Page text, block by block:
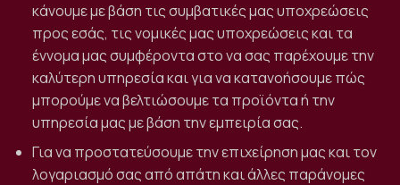
κάνουμε με βάση τις συμβατικές μας υποχρεώσεις
προς εσάς, τις νομικές μας υποχρεώσεις και τα
έννομα μας συμφέροντα στο να σας παρέχουμε την
καλύτερη υπηρεσία και για να κατανοήσουμε πώς
μπορούμε να βελτιώσουμε τα προϊόντα ή την
υπηρεσία μας με βάση την εμπειρία σας.
Για να προστατεύσουμε την επιχείρηση μας και τον
λογαριασμό σας από απάτη και άλλες παράνομες